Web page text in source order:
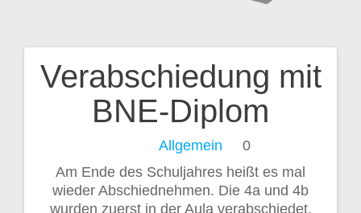
Verabschiedung mit
BNE-Diplom
Allgemein
0
Am Ende des Schuljahres heißt es mal
wieder Abschiednehmen. Die 4a und 4b
wurden zuerst in der Aula verabschiedet.
Beitragsnavigation